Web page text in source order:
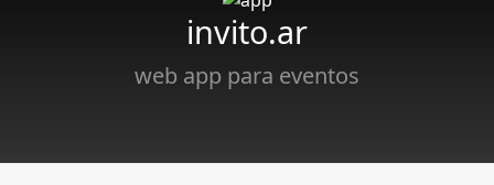
invito.ar
web app para eventos